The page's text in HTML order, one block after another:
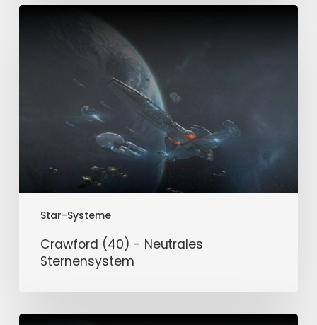
Star-Systeme
Crawford
Sternensystem
Crawford (40) - Neutrales
Sternensystem
Cheyenne